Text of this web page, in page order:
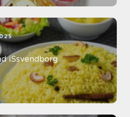
iSsvendborg